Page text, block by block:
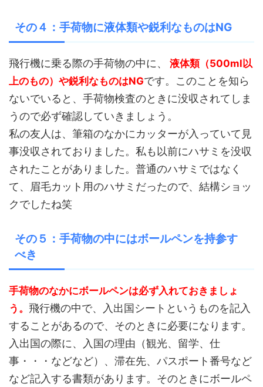
その４：手荷物に液体類や鋭利なものはNG
飛行機に乗る際の手荷物の中に、
液体類（500ml以
上のもの）や鋭利なものはNGです。このことを知ら
ないでいると、手荷物検査のときに没収されてしま
うので必ず確認していきましょう。
私の友人は、筆箱のなかにカッターが入っていて見
事没収されておりました。私も以前にハサミを没収
されたことがありました。普通のハサミではなく
て、眉毛カット用のハサミだったので、結構ショッ
クでしたね笑
その５：手荷物の中にはボールペンを持参す
べき
手荷物のなかにボールペンは必ず入れておきましょ
う。 飛行機の中で、入出国シートというものを記入
することがあるので、そのときに必要になります。
入出国の際に、入国の理由（観光、留学、仕
事・・・などなど）、滞在先、パスポート番号など
など記入する書類があります。そのときにボールペ